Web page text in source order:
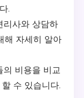
.
리사와 상담하
해 자세히 알아
의 비용을 비교
수 있습니다.